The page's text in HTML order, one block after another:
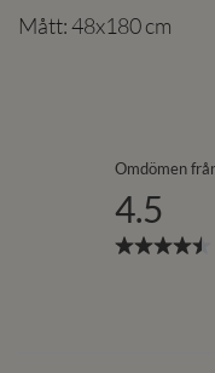
Mått: 48x180 cm